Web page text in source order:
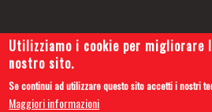
Copyright 2019 © Cars
Utilizziamo i cookie per migliorare
nostro sito.
Se continui ad utilizzare questo sito accetti i nostri
Maggiori informazioni